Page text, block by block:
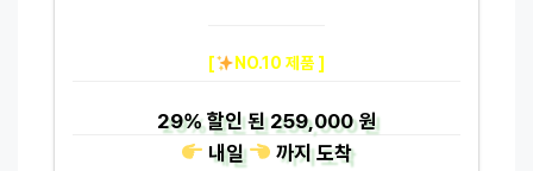
[ NO.10 제품 ]
29%할인 된259,000 원
내일
까지도착